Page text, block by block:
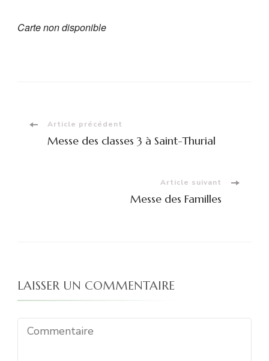
Carte non disponible
Navigation
Article précédent
Messe des classes 3 à Saint-Thurial
Article suivant
Messe des Familles
LAISSER UN COMMENTAIRE